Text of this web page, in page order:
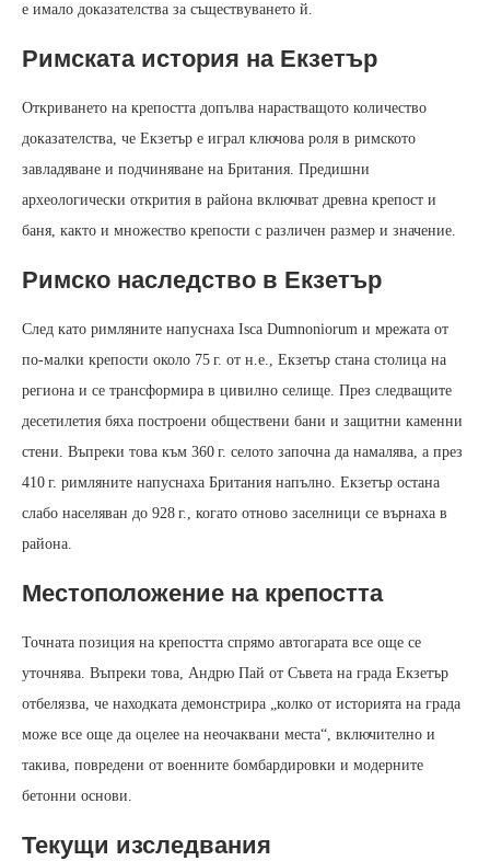
е имало доказателства за съществуването й.
Римската история на Екзетър
Откриването на крепостта допълва нарастващото количество
доказателства, че Екзетър е играл ключова роля в римското
завладяване и подчиняване на Британия. Предишни
археологически открития в района включват древна крепост и
баня, както и множество крепости с различен размер и значение.
Римско наследство в Екзетър
След като римляните напуснаха Isca Dumnoniorum и мрежата от
по-малки крепости около 75 г. от н.е., Екзетър стана столица на
региона и се трансформира в цивилно селище. През следващите
десетилетия бяха построени обществени бани и защитни каменни
стени. Въпреки това към 360 г. селото започна да намалява, а през
410 г. римляните напуснаха Британия напълно. Екзетър остана
слабо населяван до 928 г., когато отново заселници се върнаха в
района.
Местоположение на крепостта
Точната позиция на крепостта спрямо автогарата все още се
уточнява. Въпреки това, Андрю Пай от Съвета на града Екзетър
отбелязва, че находката демонстрира „колко от историята на града
може все още да оцелее на неочаквани места“, включително и
такива, повредени от военните бомбардировки и модерните
бетонни основи.
Текущи изследвания